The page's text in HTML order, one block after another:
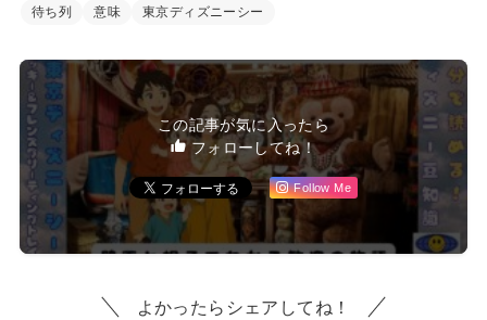
待ち列
意味 東京ディズニーシー
この記事が気に入ったら
フォローしてね！
Follow Me
よかったらシェアしてね！